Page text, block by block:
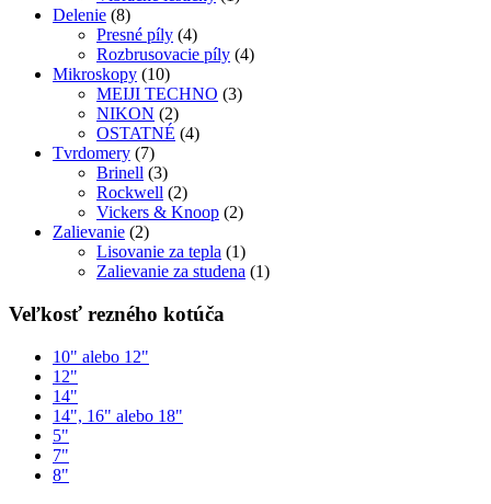
Delenie (8)
Presné píly (4)
Rozbrusovacie píly (4)
Mikroskopy (10)
MEIJI TECHNO (3)
NIKON (2)
OSTATNÉ (4)
Tvrdomery (7)
Brinell (3)
Rockwell (2)
Vickers & Knoop (2)
Zalievanie (2)
Lisovanie za tepla (1)
Zalievanie za studena (1)
Veľkosť rezného kotúča
10" alebo 12"
12"
14"
14", 16" alebo 18"
5"
7"
8"